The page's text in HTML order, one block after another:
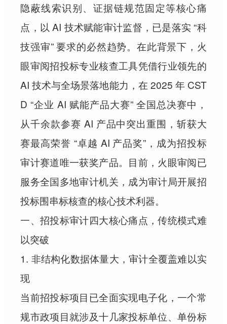
隐蔽线索识别、证据链规范固定等核心痛
点，以 AI 技术赋能审计监督，已是落实 “科
技强审” 要求的必然趋势。在此背景下，火
眼审阅招投标专业核查工具凭借行业领先的
AI 技术与全场景落地能力，在 2025 年 CST
D “企业 AI 赋能产品大赛” 全国总决赛中，
从千余款参赛 AI 产品中突出重围，斩获大
赛最高荣誉 “卓越 AI 产品奖”，成为招投标
审计赛道唯一获奖产品。目前，火眼审阅已
服务全国多地审计机关，成为审计局开展招
投标围串标核查的核心技术利器。
一、招投标审计四大核心痛点，传统模式难
以突破
1. 非结构化数据体量大，审计全覆盖难以实
现
当前招投标项目已全面实现电子化，一个常
规市政项目就涉及十几家投标单位、单份标